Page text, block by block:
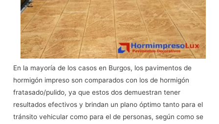
En la mayoría de los casos en Burgos, los pavimentos de
hormigón impreso son comparados con los de hormigón
fratasado/pulido, ya que estos dos demuestran tener
resultados efectivos y brindan un plano óptimo tanto para el
tránsito vehicular como para el de personas, según como se